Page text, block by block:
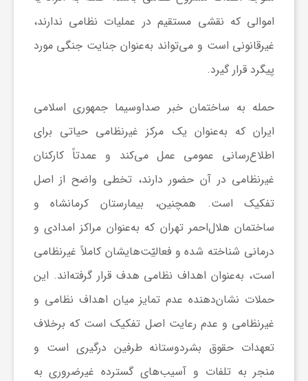
اموالی که نقشی مستقیم در عملیات نظامی ندارند،
غیرقانونی است و می‌تواند به‌عنوان جنایت جنگی مورد
پیگرد قرار گیرد.
حمله به ساختمان خبر صداوسیما جمهوری اسلامی
ایران که به‌عنوان یک مرکز غیرنظامی حیاتی برای
اطلاع‌رسانی عمومی عمل می‌کند و عمدتاً کارکنان
غیرنظامی در آن حضور دارند، تخطی واضح از اصل
تفکیک است. همچنین، بیمارستان کرمانشاه و
ساختمان هلال‌احمر تهران که به‌عنوان مراکز امدادی و
درمانی شناخته شده و فعالیّت‌هایشان کاملاً غیرنظامی
است، به‌عنوان اهداف نظامی هدف قرار گرفته‌اند. این
حملات نشان‌دهنده عدم تمایز میان اهداف نظامی و
غیرنظامی و عدم رعایت اصل تفکیک است که برخلاف
تعهدات حقوق بشردوستانه طرفین درگیری است و
منجر به تلفات و آسیب‌های گسترده غیرضروری به